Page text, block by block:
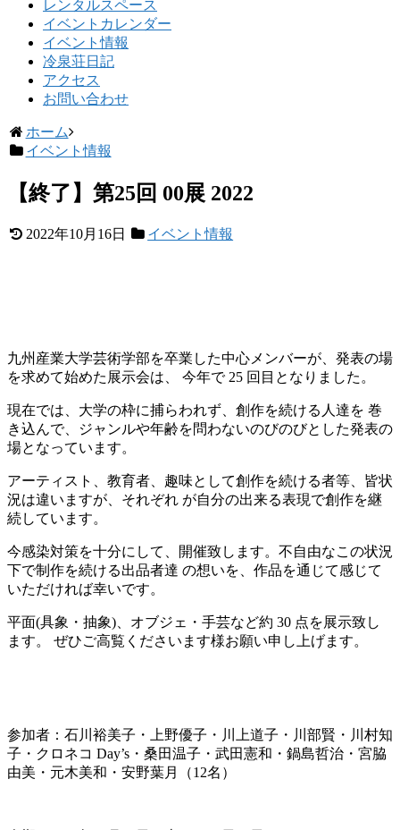
レンタルスペース
イベントカレンダー
イベント情報
冷泉荘日記
アクセス
お問い合わせ
ホーム
イベント情報
【終了】第25回 00展 2022
2022年10月16日 イベント情報
九州産業大学芸術学部を卒業した中心メンバーが、発表の場
を求めて始めた展示会は、 今年で 25 回目となりました。
現在では、大学の枠に捕らわれず、創作を続ける人達を 巻
き込んで、ジャンルや年齢を問わないのびのびとした発表の
場となっています。
アーティスト、教育者、趣味として創作を続ける者等、皆状
況は違いますが、それぞれ が自分の出来る表現で創作を継
続しています。
今感染対策を十分にして、開催致します。不自由なこの状況
下で制作を続ける出品者達 の想いを、作品を通じて感じて
いただければ幸いです。
平面(具象・抽象)、オブジェ・手芸など約 30 点を展示致し
ます。 ぜひご高覧くださいます様お願い申し上げます。
参加者：石川裕美子・上野優子・川上道子・川部賢・川村知
子・クロネコ Day’s・桑田温子・武田憲和・鍋島哲治・宮脇
由美・元木美和・安野葉月（12名）